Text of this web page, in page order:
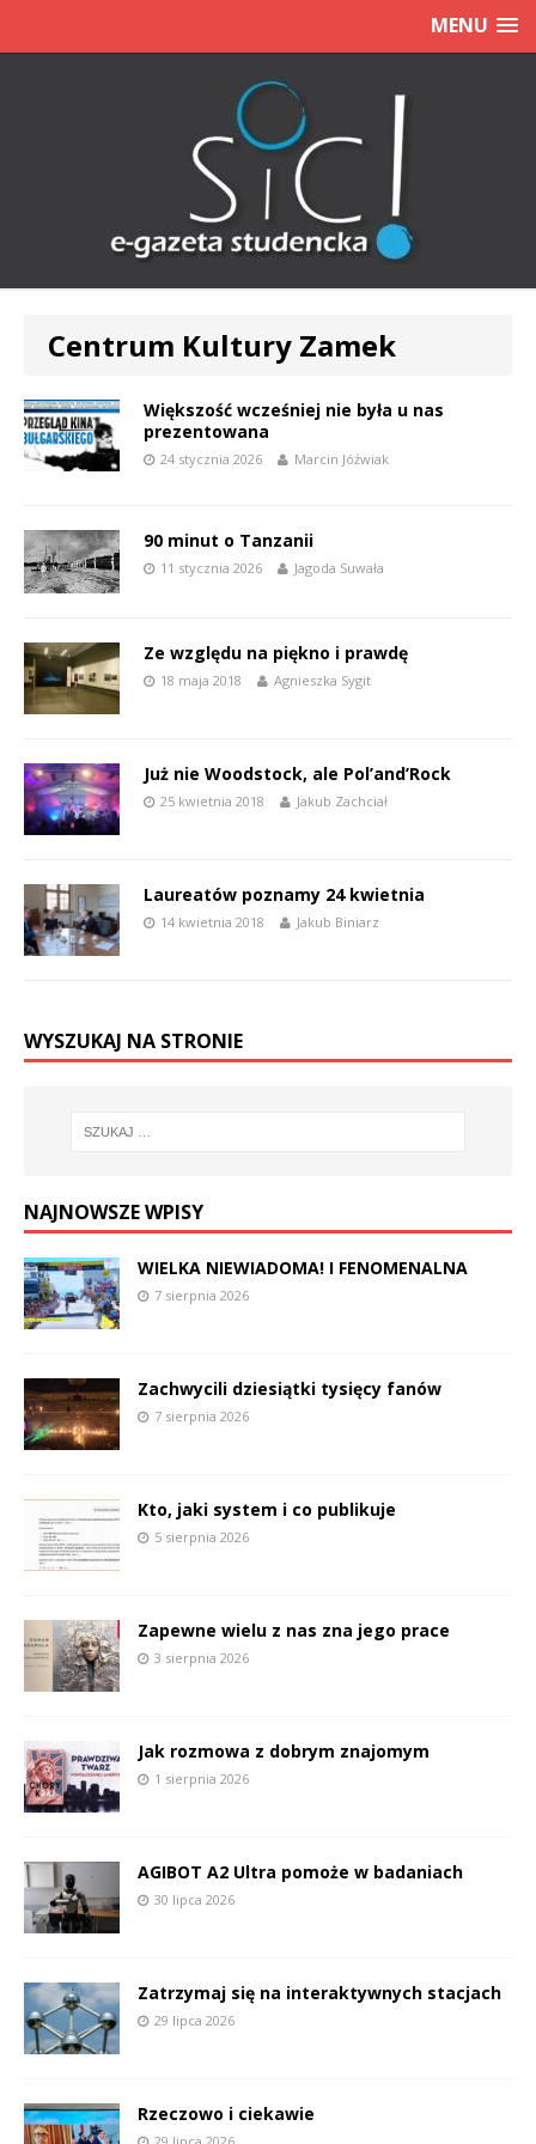
MENU
Centrum Kultury Zamek
Większość wcześniej nie była u nas
prezentowana
24 stycznia 2026 Marcin Jóźwiak
90 minut o Tanzanii
11 stycznia 2026 Jagoda Suwała
Ze względu na piękno i prawdę
18 maja 2018 Agnieszka Sygit
Już nie Woodstock, ale Pol’and’Rock
25 kwietnia 2018 Jakub Zachciał
Laureatów poznamy 24 kwietnia
14 kwietnia 2018 Jakub Biniarz
WYSZUKAJ NA STRONIE
NAJNOWSZE WPISY
WIELKA NIEWIADOMA! I FENOMENALNA
7 sierpnia 2026
Zachwycili dziesiątki tysięcy fanów
7 sierpnia 2026
Kto, jaki system i co publikuje
5 sierpnia 2026
Zapewne wielu z nas zna jego prace
3 sierpnia 2026
Jak rozmowa z dobrym znajomym
1 sierpnia 2026
AGIBOT A2 Ultra pomoże w badaniach
30 lipca 2026
Zatrzymaj się na interaktywnych stacjach
29 lipca 2026
Rzeczowo i ciekawie